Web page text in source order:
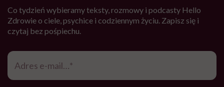
Co tydzień wybieramy teksty, rozmowy i podcasty Hello
Zdrowie o ciele, psychice i codziennym życiu. Zapisz się i
czytaj bez pośpiechu.
Adres
mail*